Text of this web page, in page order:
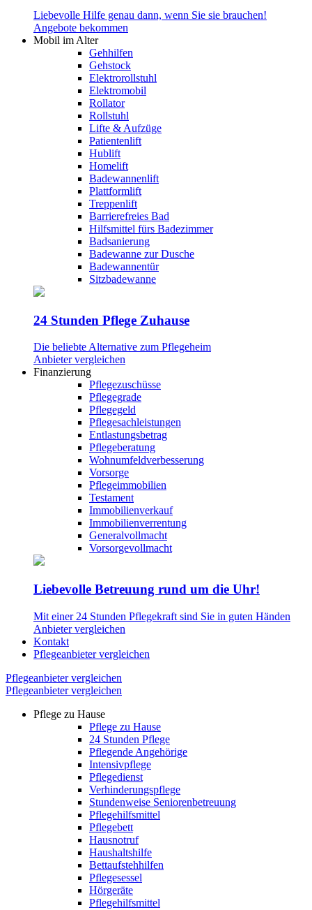
Liebevolle Hilfe genau dann, wenn Sie sie brauchen!
Angebote bekommen
Mobil im Alter
Gehhilfen
Gehstock
Elektrorollstuhl
Elektromobil
Rollator
Rollstuhl
Lifte & Aufzüge
Patientenlift
Hublift
Homelift
Badewannenlift
Plattformlift
Treppenlift
Barrierefreies Bad
Hilfsmittel fürs Badezimmer
Badsanierung
Badewanne zur Dusche
Badewannentür
Sitzbadewanne
24 Stunden Pflege Zuhause
Die beliebte Alternative zum Pflegeheim
Anbieter vergleichen
Finanzierung
Pflegezuschüsse
Pflegegrade
Pflegegeld
Pflegesachleistungen
Entlastungsbetrag
Pflegeberatung
Wohnumfeldverbesserung
Vorsorge
Pflegeimmobilien
Testament
Immobilienverkauf
Immobilienverrentung
Generalvollmacht
Vorsorgevollmacht
Liebevolle Betreuung rund um die Uhr!
Mit einer 24 Stunden Pflegekraft sind Sie in guten Händen
Anbieter vergleichen
Kontakt
Pflegeanbieter vergleichen
Pflegeanbieter vergleichen
Pflegeanbieter vergleichen
Pflege zu Hause
Pflege zu Hause
24 Stunden Pflege
Pflegende Angehörige
Intensivpflege
Pflegedienst
Verhinderungspflege
Stundenweise Seniorenbetreuung
Pflegehilfsmittel
Pflegebett
Hausnotruf
Haushaltshilfe
Bettaufstehhilfen
Pflegesessel
Hörgeräte
Pflegehilfsmittel